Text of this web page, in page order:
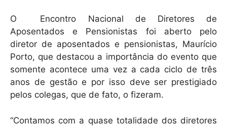
O Encontro Nacional de Diretores de
Aposentados e Pensionistas foi aberto pelo
diretor de aposentados e pensionistas, Maurício
Porto, que destacou a importância do evento que
somente acontece uma vez a cada ciclo de três
anos de gestão e por isso deve ser prestigiado
pelos colegas, que de fato, o fizeram.
“Contamos com a quase totalidade dos diretores